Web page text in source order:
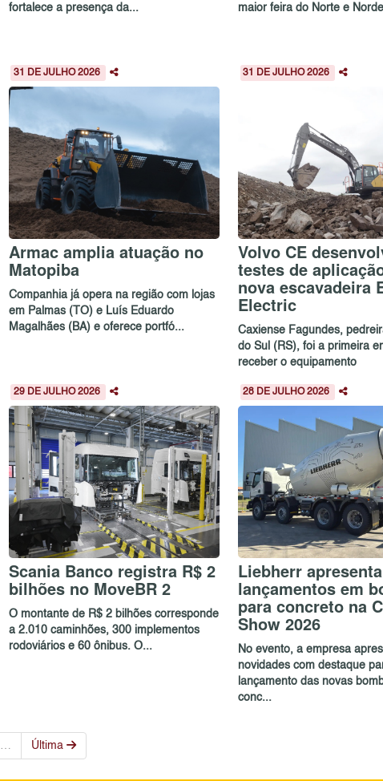
fortalece a presença da...
maior feira do Norte e
31 DE JULHO 2026
Armac amplia atuação no
Matopiba
Companhia já opera na região com lojas
em Palmas (TO) e Luís Eduardo
Magalhães (BA) e oferece portfó...
31 DE JULHO 2026
Volvo CE
testes de
nova escavadeira
Electric
Caxiense Fagundes,
do Sul (RS), foi a primeira
receber o equipamento
29 DE JULHO 2026
Scania Banco registra R$ 2
bilhões no MoveBR 2
O montante de R$ 2 bilhões corresponde
a 2.010 caminhões, 300 implementos
rodoviários e 60 ônibus. O...
28 DE JULHO 2026
Liebherr apresenta
lançamentos em
para concreto na
Show 2026
No evento, a empresa
novidades com destaque
lançamento das novas
conc...
… Última